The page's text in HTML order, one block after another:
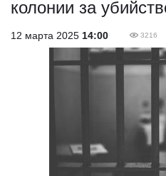
колонии за
12 марта 2025 14:00 3216